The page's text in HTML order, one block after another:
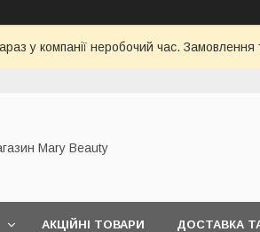
у компанії неробочий час.
Mary Beauty
АКЦІЙНІ ТОВАРИ ДОСТАВКА